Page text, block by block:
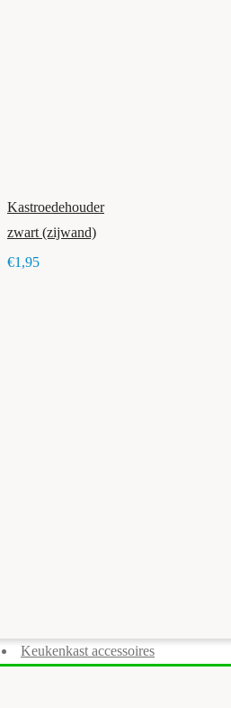
Keukenkast accessoires
Kastroedehouder
zwart (zijwand)
€1,95